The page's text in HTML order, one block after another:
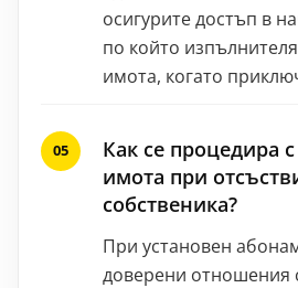
осигурите достъп в
по който
имота, когато
Как се процедира
имота при
собственика?
При установен
доверени отношения